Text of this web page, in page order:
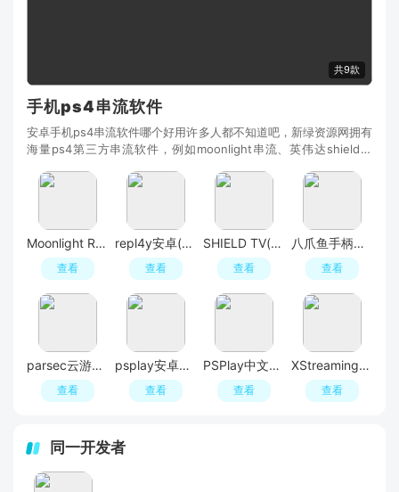
共9款
手机ps4串流软件
安卓手机ps4串流软件哪个好用许多人都不知道吧，新绿资源网拥有
海量ps4第三方串流软件，例如moonlight串流、英伟达shield串
种类多，体积小巧，免费下载使用吧！
Moonlight Root(n卡手机串流软件安卓版)
查看
repl4y安卓(repl4y串流)
查看
SHIELD TV(shield串流安卓电视版apk)
查看
八爪鱼手柄映射(八爪鱼手柄助手免广告版)
查看
parsec云游戏手机客户端远程串流版
查看
psplay安卓无限制版
查看
PSPlay中文破解版最新版
查看
XStreaming串流软件手机客户端
查看
同一开发者